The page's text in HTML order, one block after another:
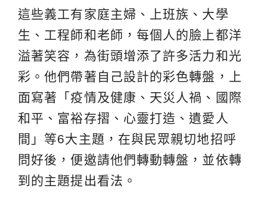
這些義工有家庭主婦、上班族、大學
生、工程師和老師，每個人的臉上都洋
溢著笑容，為街頭增添了許多活力和光
彩。他們帶著自己設計的彩色轉盤，上
面寫著「疫情及健康、天災人禍、國際
和平、富裕存摺、心靈打造、遺愛人
間」等6大主題，在與民眾親切地招呼
問好後，便邀請他們轉動轉盤，並依轉
到的主題提出看法。